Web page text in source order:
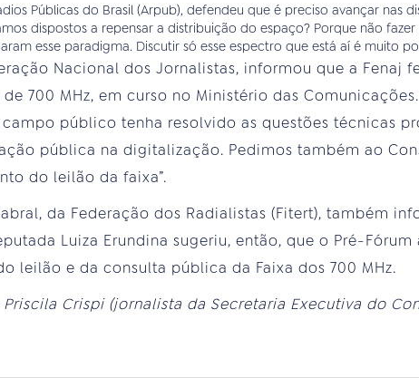
Públicas do Brasil (Arpub), defendeu que é preciso avançar nas
dispostos a repensar a distribuição do espaço? Porque não
esse paradigma. Discutir só esse espectro que está aí é muito
Nacional dos Jornalistas, informou que a Fenaj
700 MHz, em curso no Ministério das
público tenha resolvido as questões técnicas
pública na digitalização. Pedimos também ao
do leilão da faixa”.
da Federação dos Radialistas (Fitert), também
Luiza Erundina sugeriu, então, que o Pré-
leilão e da consulta pública da Faixa dos 700 MHz.
Priscila Crispi (jornalista da Secretaria Executiva do